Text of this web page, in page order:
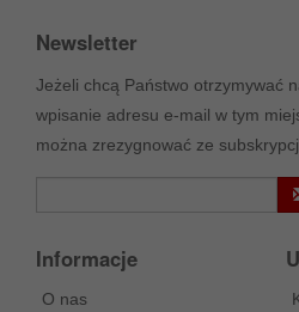
Newsletter
Jeżeli chcą Państwo otrzymywać
wpisanie adresu e-mail w tym
można zrezygnować ze
Informacje
O nas